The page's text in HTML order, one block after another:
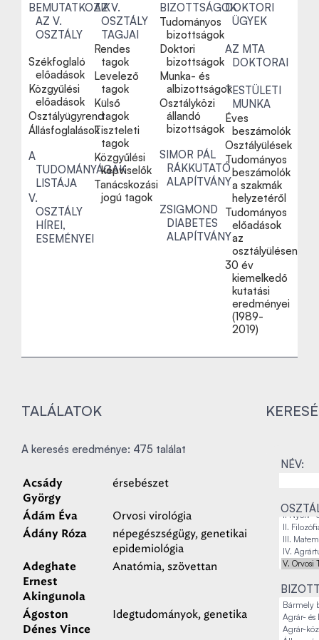
BEMUTATKOZIK
AZ V.
OSZTÁLY
Székfoglaló
előadások
Közgyűlési
előadások
Osztályügyrend
Állásfoglalások
A
TUDOMÁNYÁGAK
LISTÁJA
V.
OSZTÁLY
HÍREI,
ESEMÉNYEI
AZ V.
OSZTÁLY
TAGJAI
Rendes
tagok
Levelező
tagok
Külső
tagok
Tiszteleti
tagok
Közgyűlési
képviselők
Tanácskozási
jogú tagok
BIZOTTSÁGOK
Tudományos
bizottságok
Doktori
bizottságok
Munka- és
albizottságok
Osztályközi
állandó
bizottságok
SIMOR PÁL
RÁKKUTATÓ
ALAPÍTVÁNY
ZSIGMOND
DIABETES
ALAPÍTVÁNY
DOKTORI
ÜGYEK
AZ MTA
DOKTORAI
TESTÜLETI
MUNKA
Éves
beszámolók
Osztályülések
Tudományos
beszámolók
a szakmák
helyzetéről
Tudományos
előadások
az
osztályülésen
30 év
kiemelkedő
kutatási
eredményei
(1989-
2019)
TALÁLATOK
A keresés eredménye: 475 találat
Acsády
György
érsebészet
Ádám Éva Orvosi virológia
Ádány Róza
népegészségügy, genetikai
epidemiológia
Adeghate
Ernest
Akingunola
Anatómia, szövettan
Ágoston
Dénes Vince
Idegtudományok, genetika
NÉV: